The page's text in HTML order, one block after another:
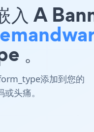
入 A
。
添加到您的
头痛。